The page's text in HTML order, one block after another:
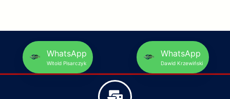
WhatsApp
Witold Pisarczyk
WhatsApp
Dawid Krzewiński